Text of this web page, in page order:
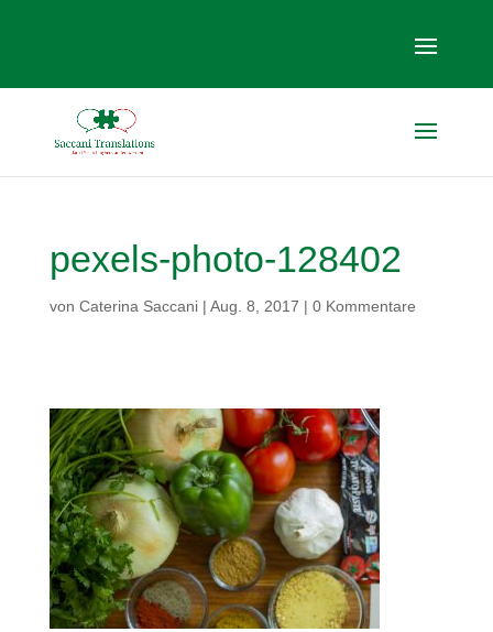
pexels-photo-128402
von Caterina Saccani| Aug. 8, 2017 | 0 Kommentare